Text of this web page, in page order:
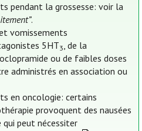
pendant la grossesse: voir la
.
vomissements
5HT3, de la
ou de faibles doses
administrés en association ou
en oncologie: certains
provoquent des nausées
peut nécessiter